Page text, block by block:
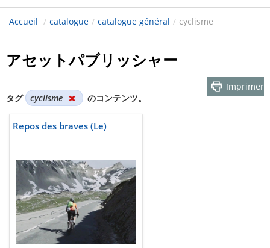
Accueil / catalogue / catalogue général / cyclisme
アセットパブリッシャー
タグ cyclisme のコンテンツ。
Imprimer
Repos des braves (Le)